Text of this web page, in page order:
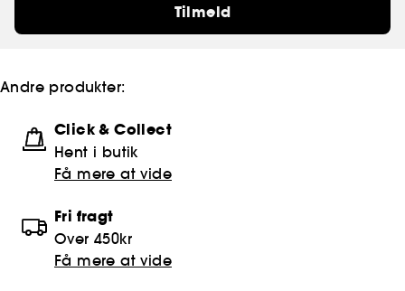
Tilmeld
Andre produkter:
Click & Collect
Hent i butik
Få mere at vide
Fri fragt
Over 450kr
Få mere at vide